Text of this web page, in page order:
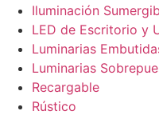
Iluminación
LED de Escritorio y
Luminarias
Luminarias
Recargable
Rústico